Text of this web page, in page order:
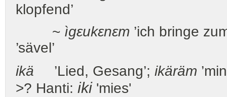
klopfend’
~ ìgεukεnεm ’ich bringe
’sävel’
ikä ’Lied, Gesang’; ikäräm
>? Hanti: iki 'mies'